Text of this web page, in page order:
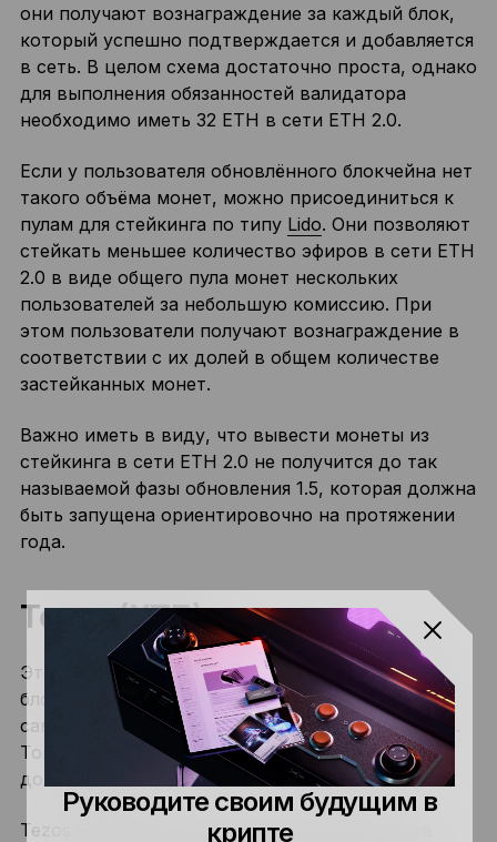
они получают вознаграждение за каждый блок,
который успешно подтверждается и добавляется
в сеть. В целом схема достаточно проста, однако
для выполнения обязанностей валидатора
необходимо иметь 32 ETH в сети ETH 2.0.
Если у пользователя обновлённого блокчейна нет
такого объёма монет, можно присоединиться к
пулам для стейкинга по типу Lido. Они позволяют
стейкать меньшее количество эфиров в сети ETH
2.0 в виде общего пула монет нескольких
пользователей за небольшую комиссию. При
этом пользователи получают вознаграждение в
соответствии с их долей в общем количестве
застейканных монет.
Важно иметь в виду, что вывести монеты из
стейкинга в сети ETH 2.0 не получится до так
называемой фазы обновления 1.5, которая должна
быть запущена ориентировочно на протяжении
года.
Tezos (XTZ)
Эта монета хорошо известна представителям
блокчейн-сообщества благодаря одному из
самых масштабных ICO в истории криптовалют.
Тогда токены XTZ привлекли около 232 млн
долларов США.
Tezos — блокчейн со множеством вариантов
Руководите своим будущим в
крипте